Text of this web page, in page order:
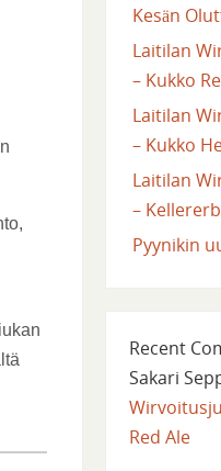
Kesän
Laitilan
– Kukko
Laitilan
– Kukko
Laitilan
–
Pyynikin
Recent
Sakari
Red Ale